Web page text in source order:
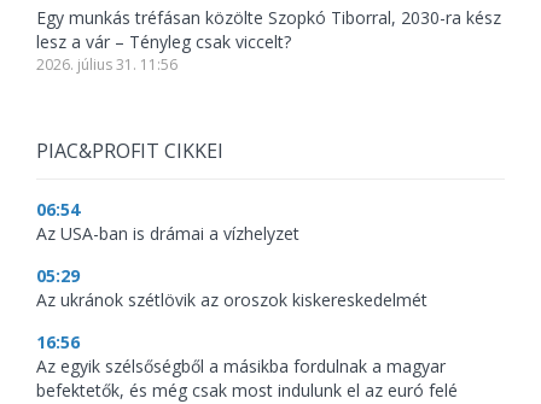
Egy munkás tréfásan közölte Szopkó Tiborral, 2030-ra kész
lesz a vár – Tényleg csak viccelt?
2026. július 31. 11:56
PIAC&PROFIT CIKKEI
06:54
Az USA-ban is drámai a vízhelyzet
05:29
Az ukránok szétlövik az oroszok kiskereskedelmét
16:56
Az egyik szélsőségből a másikba fordulnak a magyar
befektetők, és még csak most indulunk el az euró felé